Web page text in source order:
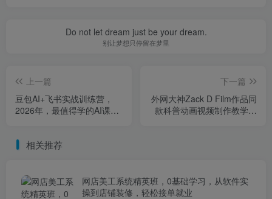
Do not let dream just be your dream.
别让梦想只停留在梦里
上一篇
豆包AI+飞书实战训练营，
2026年，最值得学的AI课程
下一篇
外网大神Zack D Film作品同
款科普动画视频制作教学，
相关推荐
网店美工系统精英班，0基础学习，从软件实
操到店铺装修，轻松接单就业